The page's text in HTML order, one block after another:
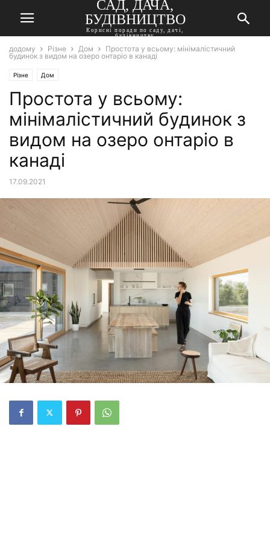
САД, ДАЧА,
БУДІВНИЦТВО
Корисні поради по саду, дачі,
будівництву
додому Різне Дом
Простота у всьому: мінімалістичний
будинок з видом на озеро онтаріо в канаді
Різне Дом
Простота у всьому:
мінімалістичний будинок з
видом на озеро онтаріо в
канаді
17.09.2021